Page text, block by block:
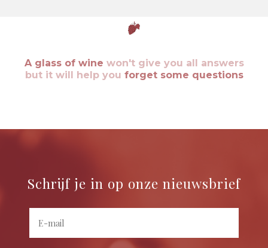
A glass of wine won't give you all answers
but it will help you forget some questions
Schrijf je in op onze nieuwsbrief